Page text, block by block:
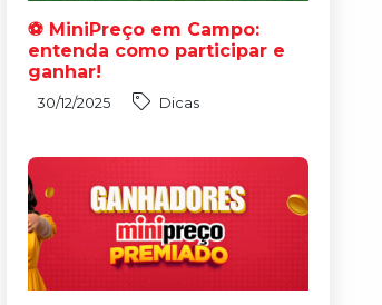
⚽ MiniPreço em Campo:
entenda como participar e
ganhar!
30/12/2025 Dicas